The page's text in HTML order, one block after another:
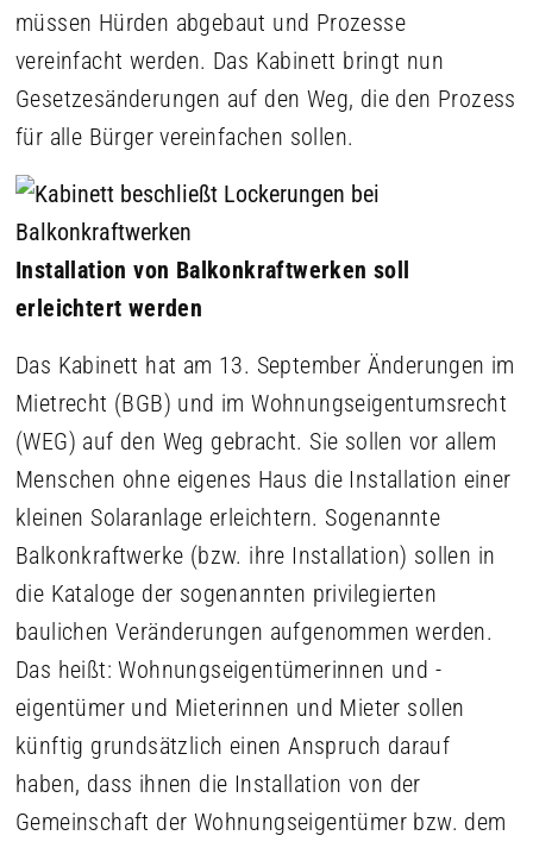
müssen Hürden abgebaut und Prozesse
vereinfacht werden. Das Kabinett bringt nun
Gesetzesänderungen auf den Weg, die den Prozess
für alle Bürger vereinfachen sollen.
Installation von Balkonkraftwerken soll
erleichtert werden
Das Kabinett hat am 13. September Änderungen im
Mietrecht (BGB) und im Wohnungseigentumsrecht
(WEG) auf den Weg gebracht. Sie sollen vor allem
Menschen ohne eigenes Haus die Installation einer
kleinen Solaranlage erleichtern. Sogenannte
Balkonkraftwerke (bzw. ihre Installation) sollen in
die Kataloge der sogenannten privilegierten
baulichen Veränderungen aufgenommen werden.
Das heißt: Wohnungseigentümerinnen und -
eigentümer und Mieterinnen und Mieter sollen
künftig grundsätzlich einen Anspruch darauf
haben, dass ihnen die Installation von der
Gemeinschaft der Wohnungseigentümer bzw. dem